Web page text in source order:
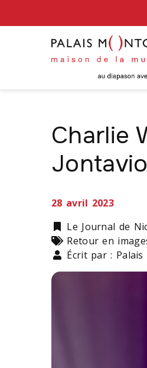
Charlie
28 avril 2023
Catégorie
Le Journal de
Types
Retour en
Écrit par :